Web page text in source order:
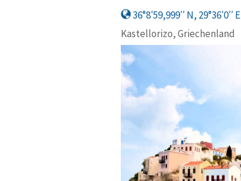
36°8′59,999′′ N, 29°36′0′′ E
Kastellorizo, Griechenland